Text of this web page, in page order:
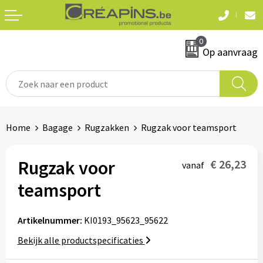
0
Op aanvraag
T-shirts
Sweaters en hoodies
Fleeces
Jassen
Hemden
Badtextiel & douche
Automerken
Snoepgoed
Waterflesjes
Schrijf & papierwaren
Home Bagage Rugzakken Rugzak voor teamsport
Rugzak voor
teamsport
vanaf € 26,23
Artikelnummer: KI0193_95623_95622
Bekijk alle productspecificaties